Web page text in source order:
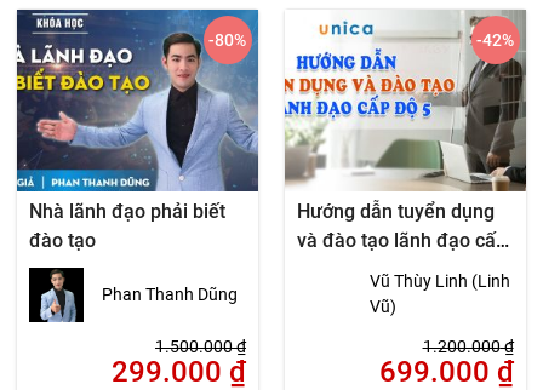
Nhà lãnh đạo phải biết
đào tạo
Phan Thanh Dũng
1.500.000₫
299.000 ₫
-80%
Hướng dẫn tuyển dụng
và đào tạo lãnh đạo cấp
Vũ Thùy Linh (Linh
Vũ)
1.200.000₫
699.000 ₫
-42%